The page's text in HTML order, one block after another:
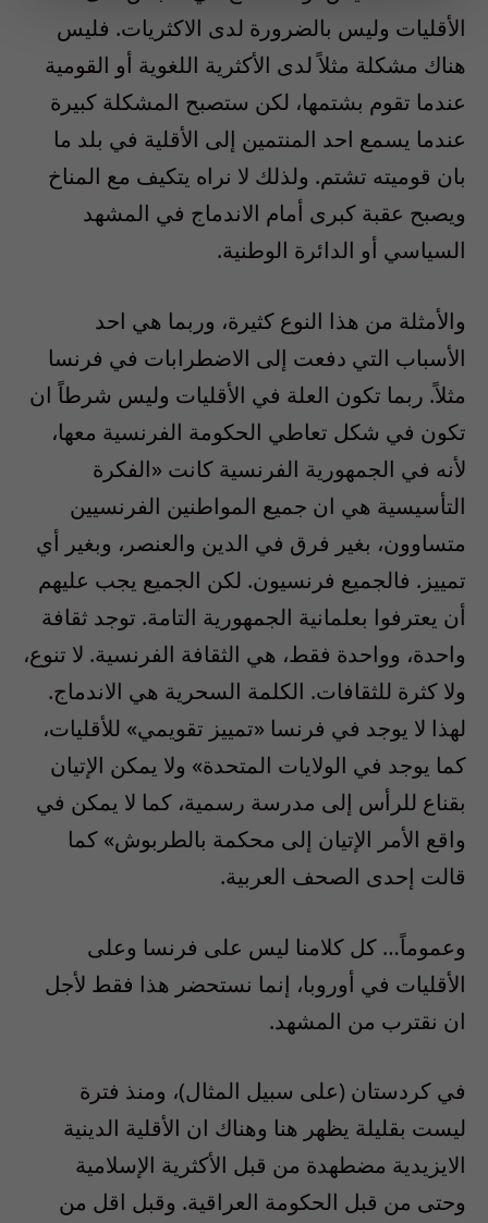
الأقليات وليس بالضرورة لدى الاكثريات. فليس
هناك مشكلة مثلاً لدى الأكثرية اللغوية أو القومية
عندما تقوم بشتمها، لكن ستصبح المشكلة كبيرة
عندما يسمع احد المنتمين إلى الأقلية في بلد ما
بان قوميته تشتم. ولذلك لا نراه يتكيف مع المناخ
ويصبح عقبة كبرى أمام الاندماج في المشهد
السياسي أو الدائرة الوطنية.
والأمثلة من هذا النوع كثيرة، وربما هي احد
الأسباب التي دفعت إلى الاضطرابات في فرنسا
مثلاً. ربما تكون العلة في الأقليات وليس شرطاً ان
تكون في شكل تعاطي الحكومة الفرنسية معها،
لأنه في الجمهورية الفرنسية كانت «الفكرة
التأسيسية هي ان جميع المواطنين الفرنسيين
متساوون، بغير فرق في الدين والعنصر، وبغير أي
تمييز. فالجميع فرنسيون. لكن الجميع يجب عليهم
أن يعترفوا بعلمانية الجمهورية التامة. توجد ثقافة
واحدة، وواحدة فقط، هي الثقافة الفرنسية. لا تنوع،
ولا كثرة للثقافات. الكلمة السحرية هي الاندماج.
لهذا لا يوجد في فرنسا «تمييز تقويمي» للأقليات،
كما يوجد في الولايات المتحدة» ولا يمكن الإتيان
بقناع للرأس إلى مدرسة رسمية، كما لا يمكن في
واقع الأمر الإتيان إلى محكمة بالطربوش» كما
قالت إحدى الصحف العربية.
وعموماً… كل كلامنا ليس على فرنسا وعلى
الأقليات في أوروبا، إنما نستحضر هذا فقط لأجل
ان نقترب من المشهد.
في كردستان (على سبيل المثال)، ومنذ فترة
ليست بقليلة يظهر هنا وهناك ان الأقلية الدينية
الايزيدية مضطهدة من قبل الأكثرية الإسلامية
وحتى من قبل الحكومة العراقية. وقبل اقل من